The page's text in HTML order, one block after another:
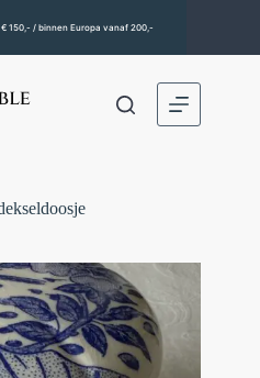
150,- / binnen Europa vanaf 200,-